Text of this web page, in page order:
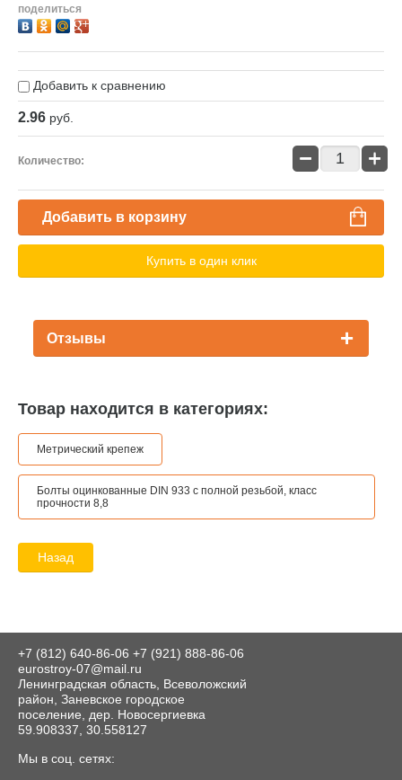
поделиться
Добавить к сравнению
2.96 руб.
Количество: − +
Добавить в корзину
Купить в один клик
Отзывы
Товар находится в категориях:
Метрический крепеж
Болты оцинкованные DIN 933 с полной резьбой, класс
прочности 8,8
Назад
+7 (812) 640-86-06 +7 (921) 888-86-06
eurostroy-07@mail.ru
Ленинградская область, Всеволожский
район, Заневское городское
поселение, дер. Новосергиевка
59.908337, 30.558127
Мы в соц. сетях: